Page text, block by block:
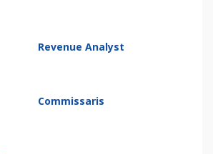
Revenue Analyst
Commissaris